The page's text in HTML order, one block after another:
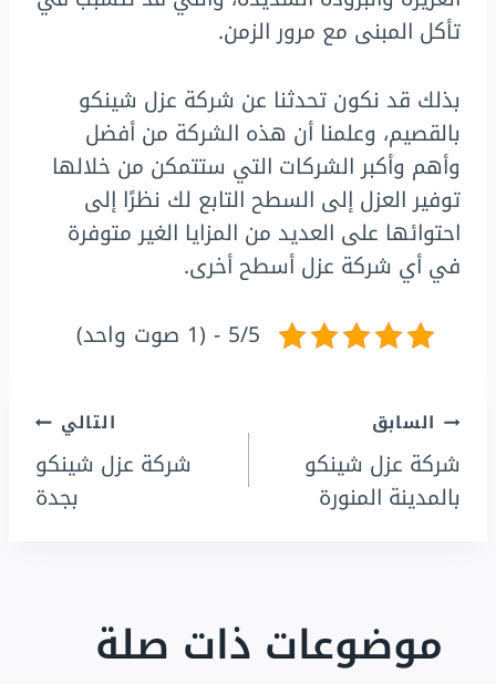
تأكل المبنى مع مرور الزمن.
بذلك قد نكون تحدثنا عن شركة عزل شينكو
بالقصيم، وعلمنا أن هذه الشركة من أفضل
وأهم وأكبر الشركات التي ستتمكن من خلالها
توفير العزل إلى السطح التابع لك نظرًا إلى
احتوائها على العديد من المزايا الغير متوفرة
في أي شركة عزل أسطح أخرى.
5/5 - (1 صوت واحد)
تصفّح
المقالات
السابق
شركة عزل شينكو
بالمدينة المنورة
التالي
شركة عزل شينكو
بجدة
موضوعات ذات صلة